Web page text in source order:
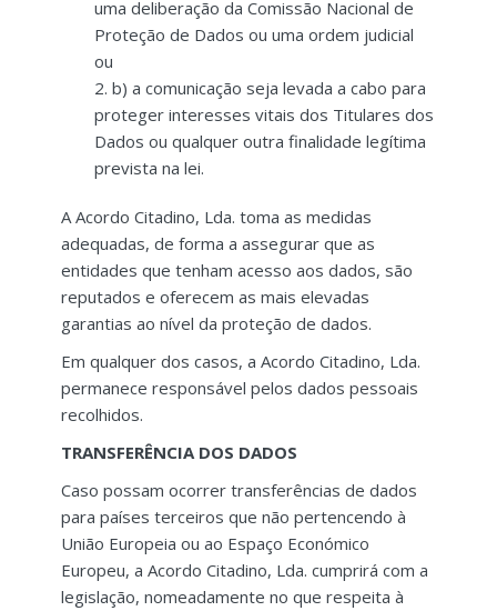
uma deliberação da Comissão Nacional de
Proteção de Dados ou uma ordem judicial
ou
b) a comunicação seja levada a cabo para
proteger interesses vitais dos Titulares dos
Dados ou qualquer outra finalidade legítima
prevista na lei.
A Acordo Citadino, Lda. toma as medidas
adequadas, de forma a assegurar que as
entidades que tenham acesso aos dados, são
reputados e oferecem as mais elevadas
garantias ao nível da proteção de dados.
Em qualquer dos casos, a Acordo Citadino, Lda.
permanece responsável pelos dados pessoais
recolhidos.
TRANSFERÊNCIA DOS DADOS
Caso possam ocorrer transferências de dados
para países terceiros que não pertencendo à
União Europeia ou ao Espaço Económico
Europeu, a Acordo Citadino, Lda. cumprirá com a
legislação, nomeadamente no que respeita à